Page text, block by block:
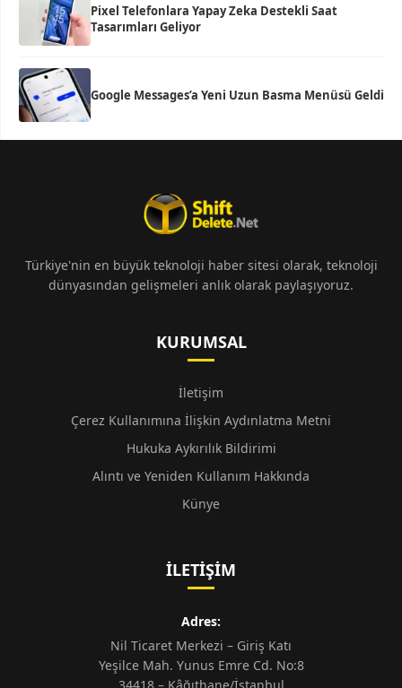
Pixel Telefonlara Yapay Zeka Destekli Saat
Tasarımları Geliyor
Google Messages’a Yeni Uzun Basma Menüsü Geldi
Türkiye'nin en büyük teknoloji haber sitesi olarak, teknoloji
dünyasından gelişmeleri anlık olarak paylaşıyoruz.
KURUMSAL
İletişim
Çerez Kullanımına İlişkin Aydınlatma Metni
Hukuka Aykırılık Bildirimi
Alıntı ve Yeniden Kullanım Hakkında
Künye
İLETIŞIM
Adres:
Nil Ticaret Merkezi – Giriş Katı
Yeşilce Mah. Yunus Emre Cd. No:8